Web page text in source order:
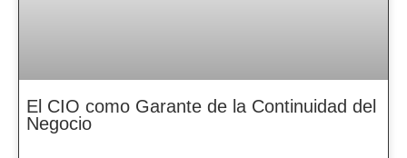
El CIO como Garante de la Continuidad del
Negocio